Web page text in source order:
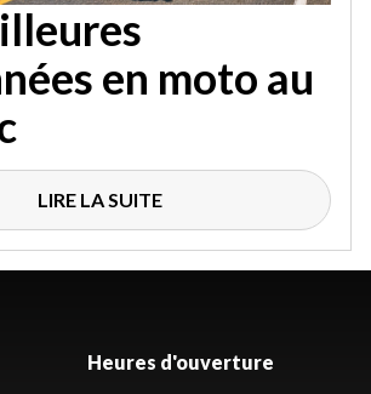
en moto au
LIRE LA SUITE
Heures d'ouverture